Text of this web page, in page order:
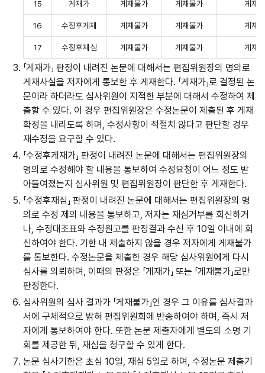
15 게재가 게재불가 게재불가 게재
16 수정후게재 게재불가 게재불가 게재
17 수정후재심 게재불가 게재불가 게재
「게재가」 판정이 내려진 논문에 대해서는 편집위원장의 명의로
게재사실을 저자에게 통보한 후 게재한다. 「게재가」로 결정된 논
문이라 하더라도 심사위원이 지적한 부분에 대해서 수정하여 제
출할 수 있다. 이 경우 편집위원장은 수정논문이 제출된 후 게재
확정을 내리도록 하며, 수정사항이 적절치 않다고 판단할 경우
재수정을 요구할 수 있다.
「수정후게재가」 판정이 내려진 논문에 대해서는 편집위원장의
명의로 수정해야 할 내용을 통보하여 수정요청이 어느 정도 받
아들여졌는지 심사위원 및 편집위원장이 판단한 후 게재한다.
「수정후재심」 판정이 내려진 논문에 대해서는 편집위원장의 명
의로 수정 제의 내용을 통보하고, 저자는 재심거부를 회신하거
나, 수정대조표와 수정원고를 판정결과 수신 후 10일 이내에 회
신하여야 한다. 기한 내 제출하지 않을 경우 저자에게 게재불가
를 통보한다. 수정논문을 제출한 경우 해당 심사위원에게 다시
심사를 의뢰하며, 이때의 판정은 「게재가」 또는 「게재불가」로만
판정한다.
심사위원의 심사 결과가 「게재불가」인 경우 그 이유를 심사결과
서에 구체적으로 밝혀 편집위원회에 반송하여야 하며, 즉시 저
자에게 통보하여야 한다. 또한 논문 제출자에게 별도의 소명 기
회를 제공한 뒤, 재심을 청구할 수 있게 한다.
논문 심사기한은 초심 10일, 재심 5일로 하며, 수정논문 제출기